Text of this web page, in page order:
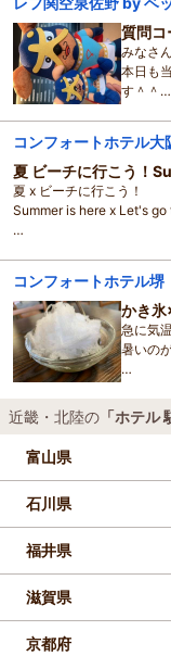
質問
みなさ
本日も当
す＾＾
少しで
は、ス
ーーー
コンフォートホテル大
夏 ビーチに行こう！
夏 x ビーチに行こう！
Summer is here x Let's
4年ぶり 海水浴場
Hakotsukuri Pichi Pichi
Beach REOPEN for the
コンフォートホテル堺
かき
急に気
暑いの
堺に来
たしま
青
近畿・北陸の 「ホテル
富山県
石川県
福井県
滋賀県
京都府